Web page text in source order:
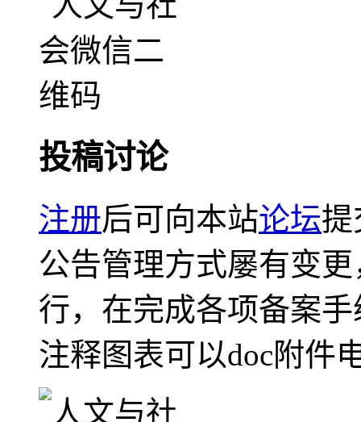
投稿讨论
注册后可向本站论坛提
公告管理方式屡有变
行，在完成各项备案
注释图表可以doc附件